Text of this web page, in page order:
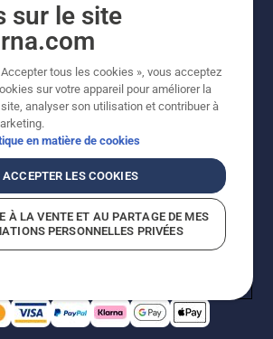
(publ). Tous droits réservés. Les prix
prix de vente conseillés. Photos non
Tous les prix indiqués sont des prix de
pour un achat direct.
Politique relative aux cookies
d'utilisation Avis de confidentialité
Signalement de violations présumées
sur le site
tous les cookies », vous acceptez
sur votre appareil pour améliorer la
analyser son utilisation et contribuer à
en matière de cookies
ACCEPTER LES COOKIES
À LA VENTE ET AU PARTAGE DE MES
PERSONNELLES PRIVÉES